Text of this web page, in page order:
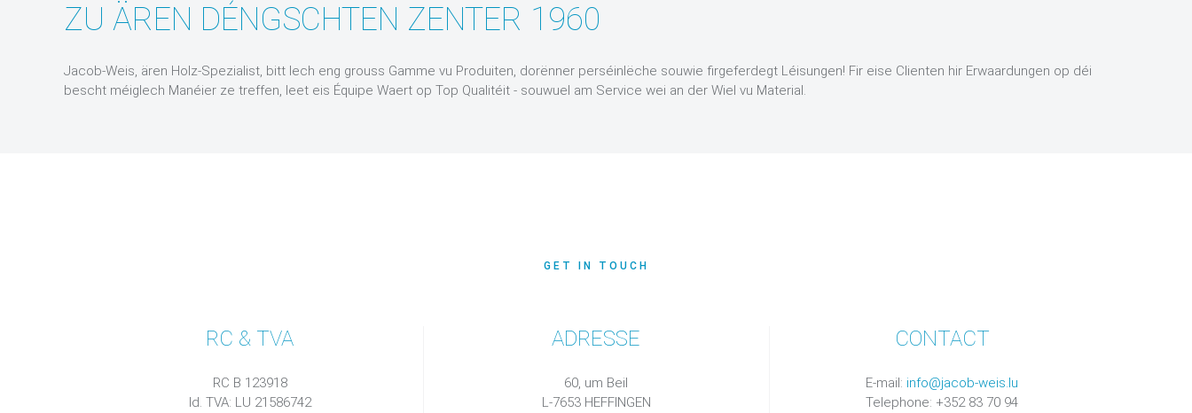
ZU ÄREN DÉNGSCHTEN ZENTER 1960
Jacob-Weis, ären Holz-Spezialist, bitt Iech eng grouss Gamme vu Produiten, dorënner perséinlëche souwie firgeferdegt Léisungen! Fir eise Clienten hir Erwaardungen op déi
bescht méiglech Manéier ze treffen, leet eis Équipe Waert op Top Qualitéit - souwuel am Service wei an der Wiel vu Material.
GET IN TOUCH
RC & TVA
RC B 123918
Id. TVA: LU 21586742
ADRESSE
60, um Beil
L-7653 HEFFINGEN
CONTACT
E-mail: info@jacob-weis.lu
Telephone: +352 83 70 94